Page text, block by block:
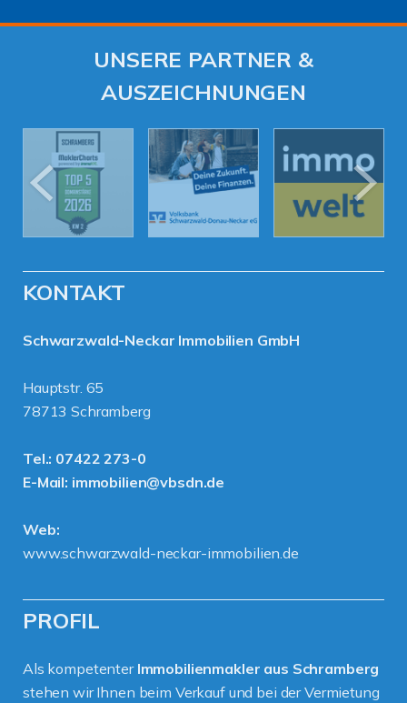
UNSERE PARTNER &
AUSZEICHNUNGEN
KONTAKT
Schwarzwald-Neckar Immobilien GmbH
Hauptstr. 65
78713 Schramberg
Tel.: 07422 273-0
E-Mail: immobilien@vbsdn.de
Web:
www.schwarzwald-neckar-immobilien.de
PROFIL
Als kompetenter Immobilienmakler aus Schramberg
stehen wir Ihnen beim Verkauf und bei der Vermietung